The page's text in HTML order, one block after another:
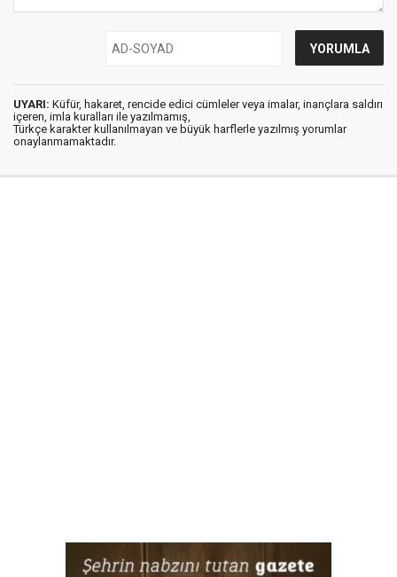
UYARI: Küfür, hakaret, rencide edici cümleler veya imalar, inançlara saldırı
içeren, imla kuralları ile yazılmamış,
Türkçe karakter kullanılmayan ve büyük harflerle yazılmış yorumlar
onaylanmamaktadır.